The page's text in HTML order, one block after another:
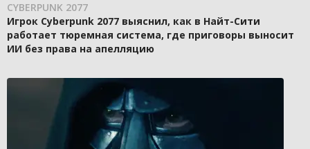
CYBERPUNK 2077
Игрок Cyberpunk 2077 выяснил, как в Найт-Сити
работает тюремная система, где приговоры выносит
ИИ без права на апелляцию